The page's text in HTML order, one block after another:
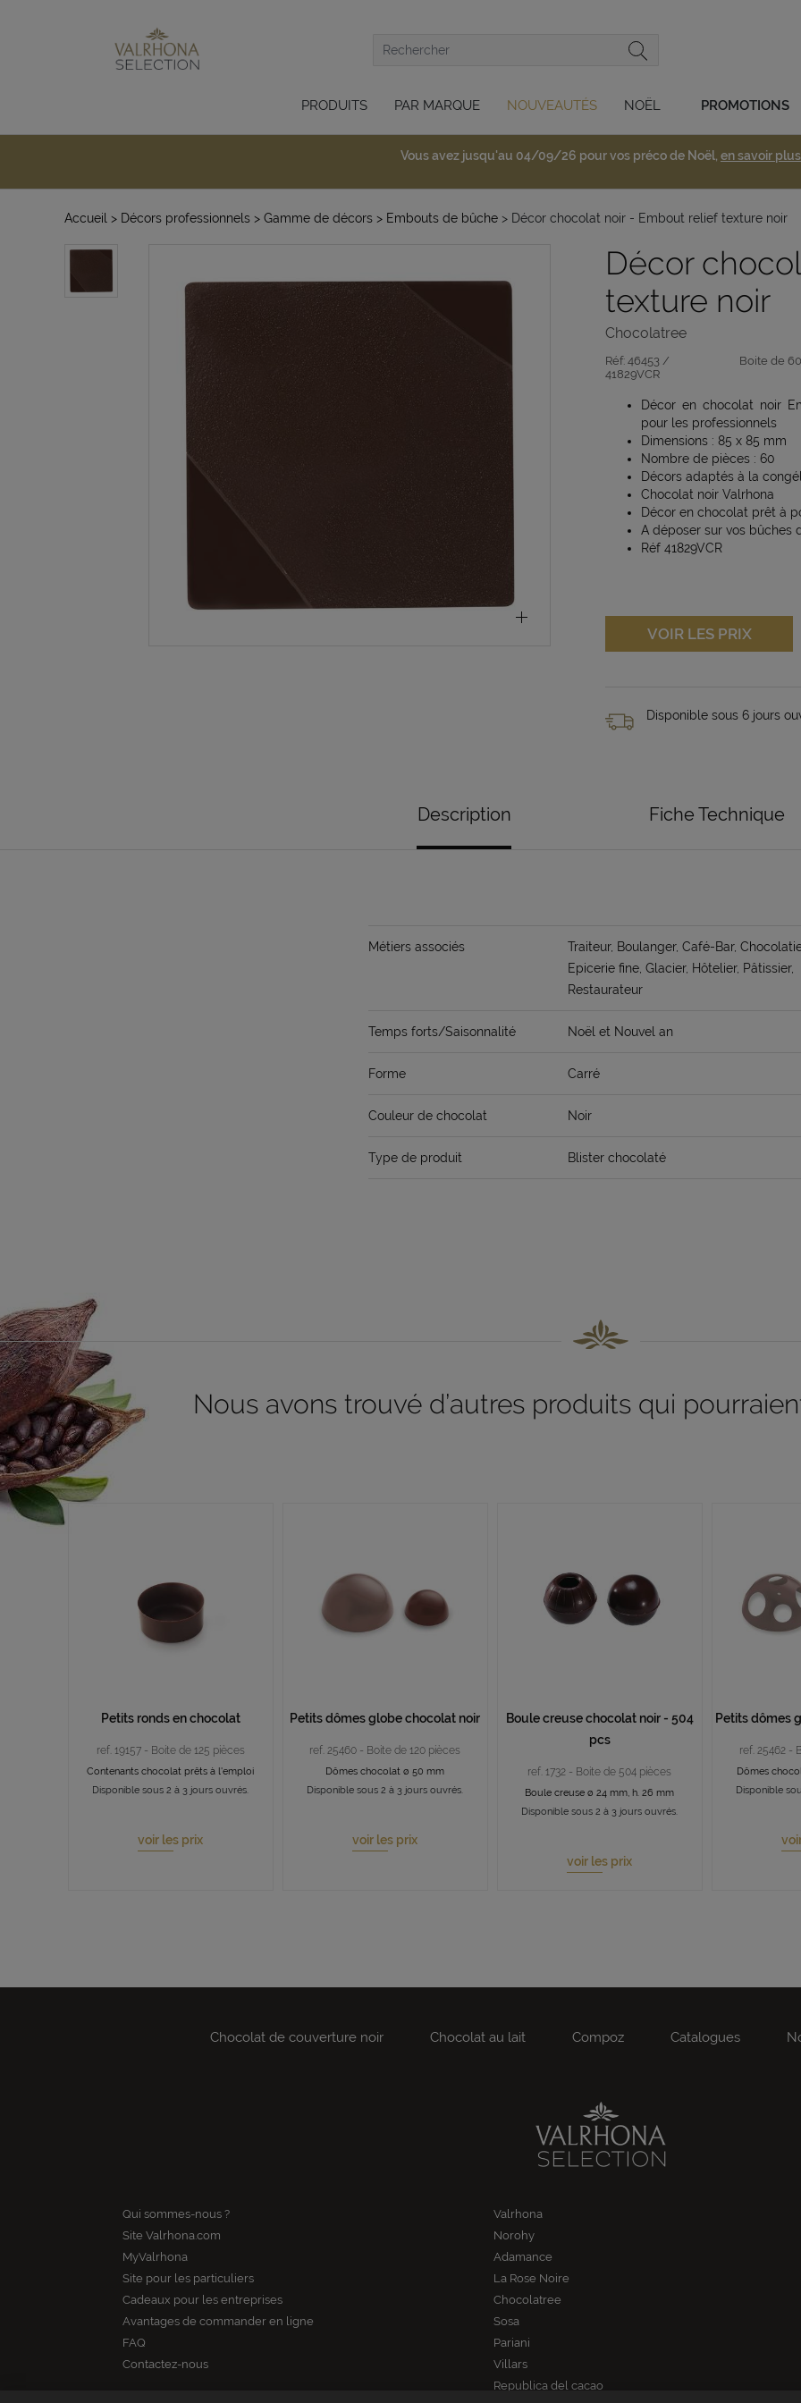
PRODUITS PAR MARQUE NOUVEAUTÉS NOËL PROMOTIONS
Vous avez jusqu'au 04/09/26 pour vos préco de Noël, en savoir plus
Accueil > Décors professionnels > Gamme de décors > Embouts de bûche > Décor chocolat noir - Embout relief texture noir
Décor
texture noir
Chocolatree
Réf: 46453 /
41829VCR
Boite de
Décor en chocolat noir
pour les professionnels
Dimensions : 85 x 85 mm
Nombre de pièces : 60
Décors adaptés à la
Chocolat noir Valrhona
Décor en chocolat prêt à
A déposer sur vos bûches
Réf 41829VCR
VOIR LES PRIX
Disponible sous 6 jours
Description Fiche Technique
Métiers associés
Traiteur, Boulanger, Café-Bar,
Epicerie fine, Glacier, Hôtelier, Pâtissier,
Restaurateur
Temps forts/Saisonnalité Noël et Nouvel an
Forme Carré
Couleur de chocolat Noir
Type de produit Blister chocolaté
Nous avons trouvé d’autres produits qui
Petits ronds en chocolat
ref. 19157 - Boite de 125 pièces
Contenants chocolat prêts à l'emploi
Disponible sous 2 à 3 jours ouvrés.
voir les prix
Petits dômes globe chocolat noir
ref. 25460 - Boite de 120 pièces
Dômes chocolat ø 50 mm
Disponible sous 2 à 3 jours ouvrés.
voir les prix
Boule creuse chocolat noir - 504
pcs
ref. 1732 - Boite de 504 pièces
Boule creuse ø 24 mm, h. 26 mm
Disponible sous 2 à 3 jours ouvrés.
voir les prix
Petits dômes
ref. 25462 -
Dômes
Disponible
Chocolat de couverture noir Chocolat au lait Compoz Catalogues
Qui sommes-nous ?
Site Valrhona.com
MyValrhona
Site pour les particuliers
Cadeaux pour les entreprises
Avantages de commander en ligne
FAQ
Contactez-nous
Valrhona
Norohy
Adamance
La Rose Noire
Chocolatree
Sosa
Pariani
Villars
Republica del cacao